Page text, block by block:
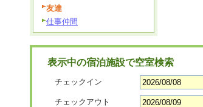
友達
仕事仲間
表示中の宿泊施設で空室検索
チェックイン
チェックアウト